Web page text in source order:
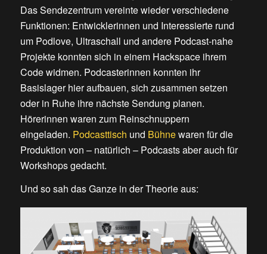
Das Sendezentrum vereinte wieder verschiedene
Funktionen: Entwicklerinnen und Interessierte rund
um Podlove, Ultraschall und andere Podcast-nahe
Projekte konnten sich in einem Hackspace ihrem
Code widmen. Podcasterinnen konnten ihr
Basislager hier aufbauen, sich zusammen setzen
oder in Ruhe ihre nächste Sendung planen.
Hörerinnen waren zum Reinschnuppern
eingeladen. Podcasttisch und Bühnewaren für die
Produktion von – natürlich – Podcasts aber auch für
Workshops gedacht.
Und so sah das Ganze in der Theorie aus: